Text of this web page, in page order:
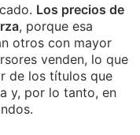
Los precios de
, porque esa
otros con mayor
venden, lo que
de los títulos que
y, por lo tanto, en